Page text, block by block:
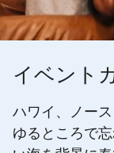
イベント
ハワイ、ノー
ゆるところで